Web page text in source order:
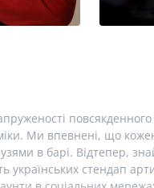
Ми впевнені, що кожен
в барі. Відтепер,
українських стендап